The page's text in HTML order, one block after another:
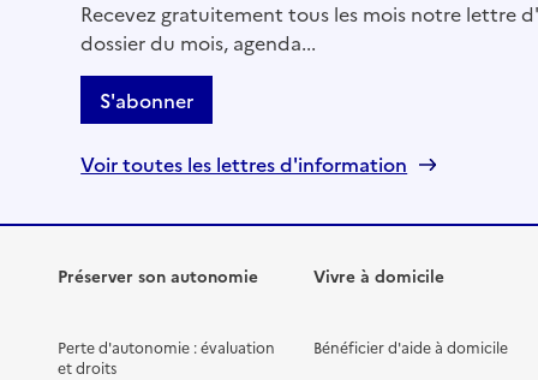
29440-Landivisiau
3230
Site internet
Source des données : Annuaire de l'administration - Base de données
Recevez gratuitement tous les mois notre lettre
dossier du mois, agenda...
S'abonner
Voir toutes les lettres d'information
Préserver son autonomie
Perte d'autonomie : évaluation
et droits
Vivre à domicile
Bénéficier d'aide à domicile